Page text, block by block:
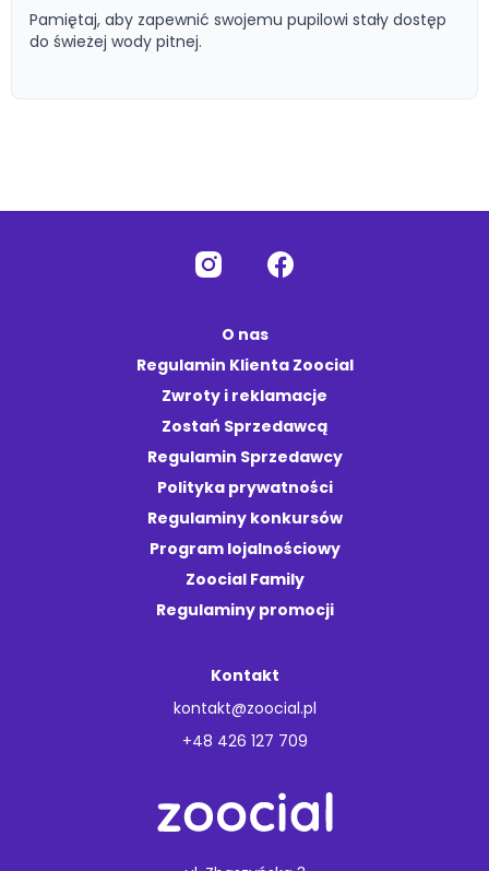
Pamiętaj, aby zapewnić swojemu pupilowi stały dostęp
do świeżej wody pitnej.
O nas
Regulamin Klienta Zoocial
Zwroty i reklamacje
Zostań Sprzedawcą
Regulamin Sprzedawcy
Polityka prywatności
Regulaminy konkursów
Program lojalnościowy
Zoocial Family
Regulaminy promocji
Kontakt
kontakt@zoocial.pl
+48 426 127 709